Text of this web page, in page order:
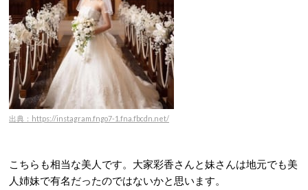
出典：https://instagram.fngo7-1.fna.fbcdn.net/
こちらも相当な美人です。大家彩香さんと妹さんは地元でも美
人姉妹で有名だったのではないかと思います。